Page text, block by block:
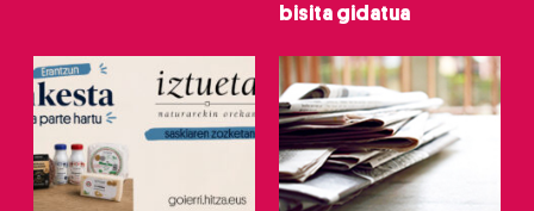
bisita gidatua